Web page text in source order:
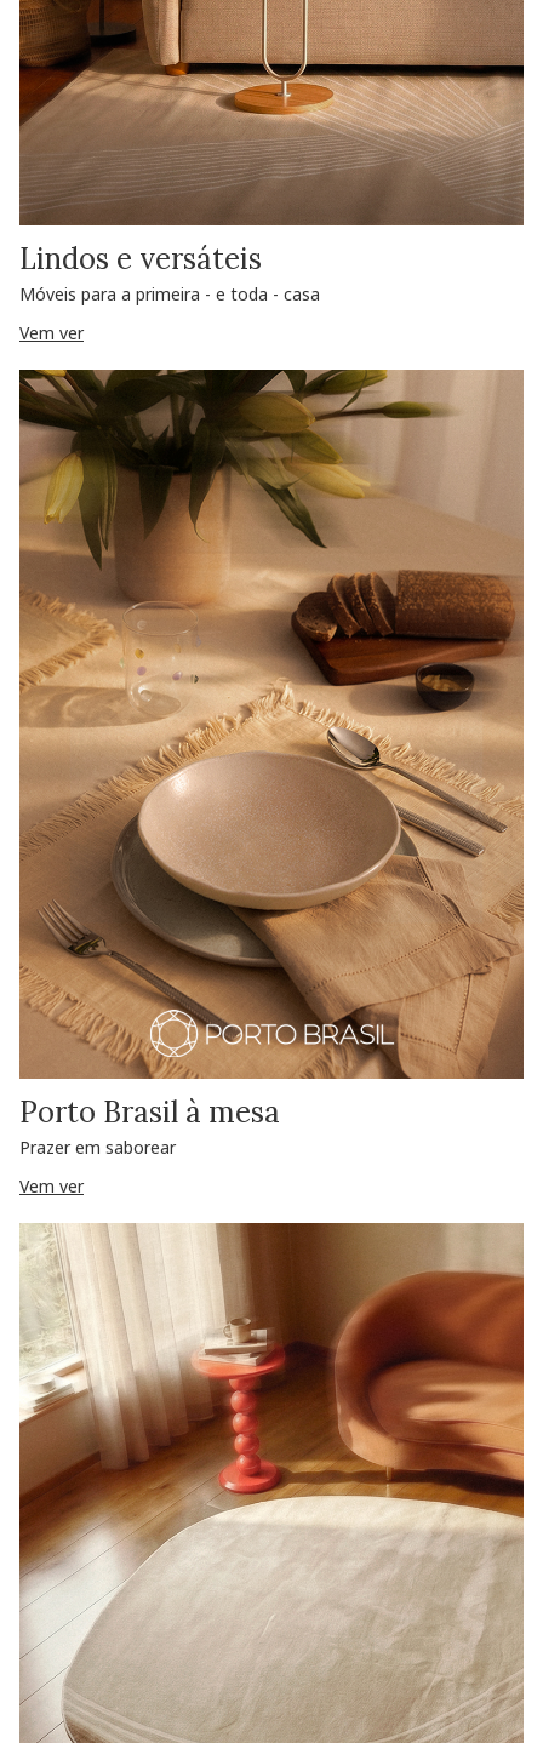
Lindos e versáteis
Móveis para a primeira - e toda - casa
Vem ver
Porto Brasil à mesa
Prazer em saborear
Vem ver